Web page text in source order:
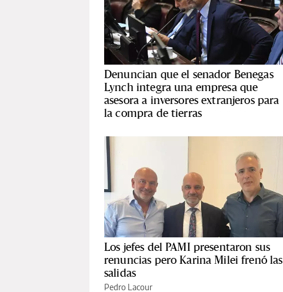
Denuncian que el senador Benegas
Lynch integra una empresa que
asesora a inversores extranjeros para
la compra de tierras
Los jefes del PAMI presentaron sus
renuncias pero Karina Milei frenó las
salidas
Pedro Lacour